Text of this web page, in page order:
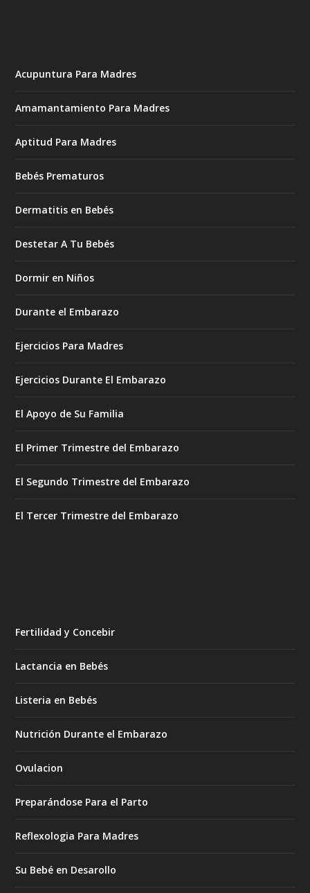
Acupuntura Para Madres
Amamantamiento Para Madres
Aptitud Para Madres
Bebés Prematuros
Dermatitis en Bebés
Destetar A Tu Bebés
Dormir en Niños
Durante el Embarazo
Ejercicios Para Madres
Ejercicios Durante El Embarazo
El Apoyo de Su Familia
El Primer Trimestre del Embarazo
El Segundo Trimestre del Embarazo
El Tercer Trimestre del Embarazo
Fertilidad y Concebir
Lactancia en Bebés
Listeria en Bebés
Nutrición Durante el Embarazo
Ovulacion
Preparándose Para el Parto
Reflexologia Para Madres
Su Bebé en Desarollo